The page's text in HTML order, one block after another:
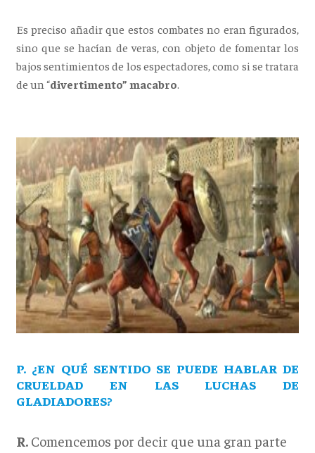
Es preciso añadir que estos combates no eran figurados,
sino que se hacían de veras, con objeto de fomentar los
bajos sentimientos de los espectadores, como si se tratara
de un “divertimento” macabro.
P. ¿EN QUÉ SENTIDO SE PUEDE HABLAR DE
CRUELDAD EN LAS LUCHAS DE
GLADIADORES?
R.Comencemos por decir que una gran parte